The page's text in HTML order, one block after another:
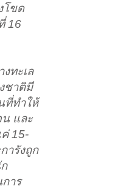
โขด
16
ทะเล
ชาติมี
ที่ทำให้
น และ
15-
ารังถูก
าร